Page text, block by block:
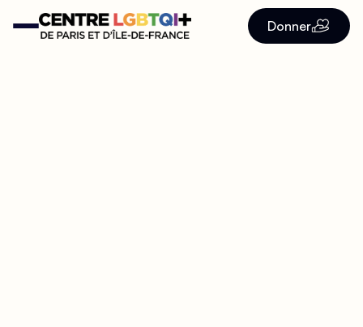
Donner